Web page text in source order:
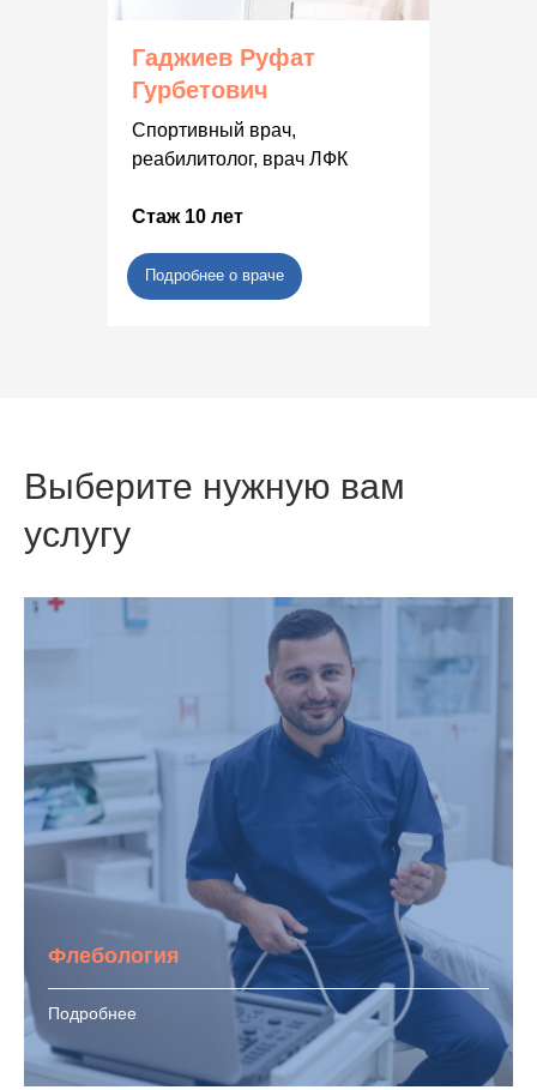
Гаджиев Руфат
Гурбетович
Спортивный врач,
реабилитолог, врач ЛФК
Стаж 10 лет
Подробнее о враче
Выберите нужную вам
услугу
Флебология
Подробнее